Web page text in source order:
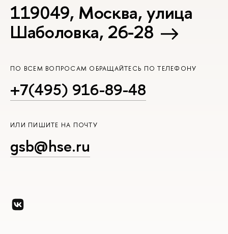
119049, Москва, улица
Шаболовка, 26-28
ПО ВСЕМ ВОПРОСАМ ОБРАЩАЙТЕСЬ ПО ТЕЛЕФОНУ
+7(495) 916-89-48
ИЛИ ПИШИТЕ НА ПОЧТУ
gsb@hse.ru